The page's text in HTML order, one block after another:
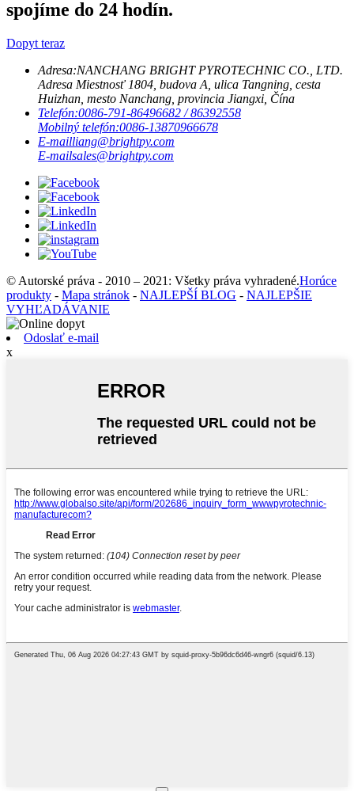
spojíme do 24 hodín.
Dopyt teraz
Adresa:NANCHANG BRIGHT PYROTECHNIC CO., LTD.
Adresa Miestnosť 1804, budova A, ulica Tangning, cesta
Huizhan, mesto Nanchang, provincia Jiangxi, Čína
Telefón:0086-791-86496682 / 86392558
Mobilný telefón:0086-13870966678
E-mailliang@brightpy.com
E-mailsales@brightpy.com
© Autorské práva - 2010 – 2021: Všetky práva vyhradené.Horúce
produkty - Mapa stránok - NAJLEPŠÍ BLOG - NAJLEPŠIE
VYHĽADÁVANIE
Odoslať e-mail
x